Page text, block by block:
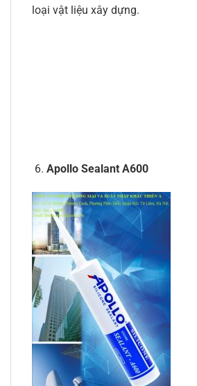
loại vật liệu xây dựng.
Apollo Sealant A600